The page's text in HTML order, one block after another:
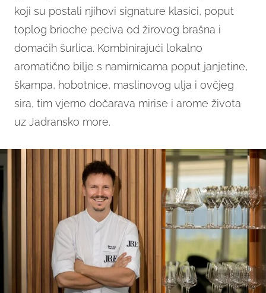
koji su postali njihovi signature klasici, poput
toplog brioche peciva od žirovog brašna i
domaćih šurlica. Kombinirajući lokalno
aromatično bilje s namirnicama poput janjetine,
škampa, hobotnice, maslinovog ulja i ovčjeg
sira, tim vjerno dočarava mirise i arome života
uz Jadransko more.